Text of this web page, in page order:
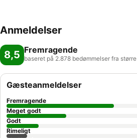
Anmeldelser
8,5 Fremragende
baseret på 2.878 bedømmelser fra større
Gæsteanmeldelser
Fremragende
Meget godt
Godt
Rimeligt